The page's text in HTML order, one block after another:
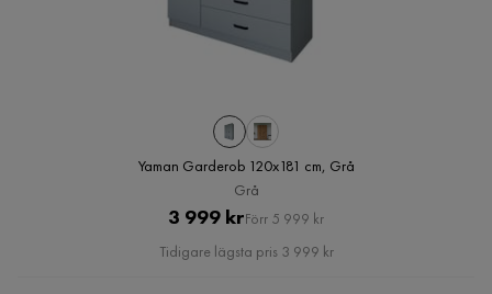
Yaman Garderob 120x181 cm, Grå
Grå
Pris
3 999 krOriginal
Pris
Förr 5 999 kr
Tidigare lägsta pris 3 999 kr